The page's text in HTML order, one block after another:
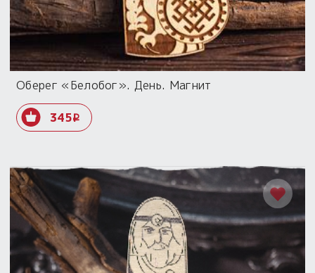
Оберег «Белобог». День. Магнит
345i